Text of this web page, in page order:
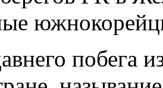
побега